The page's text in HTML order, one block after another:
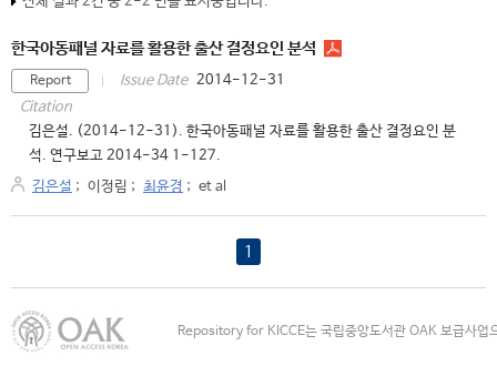
한국아동패널 자료를 활용한 출산 결정요인 분석
Report Issue Date 2014-12-31
Citation
김은설. (2014-12-31). 한국아동패널 자료를 활용한 출산 결정요인 분
석. 연구보고 2014-34 1-127.
김은설 ; 이정림 ; 최윤경 ; et al
1
Repository for KICCE는 국립중앙도서관 OAK 보급사업